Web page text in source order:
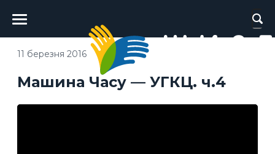
Головне
меню
Машина Часу — УГКЦ. ч.4
11 березня 2016